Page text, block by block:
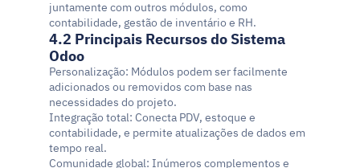
juntamente com outros módulos, como
contabilidade, gestão de inventário e RH.
4.2 Principais Recursos do Sistema
Odoo
Personalização: Módulos podem ser facilmente
adicionados ou removidos com base nas
necessidades do projeto.
Integração total: Conecta PDV, estoque e
contabilidade, e permite atualizações de dados em
tempo real.
Comunidade global: Inúmeros complementos e